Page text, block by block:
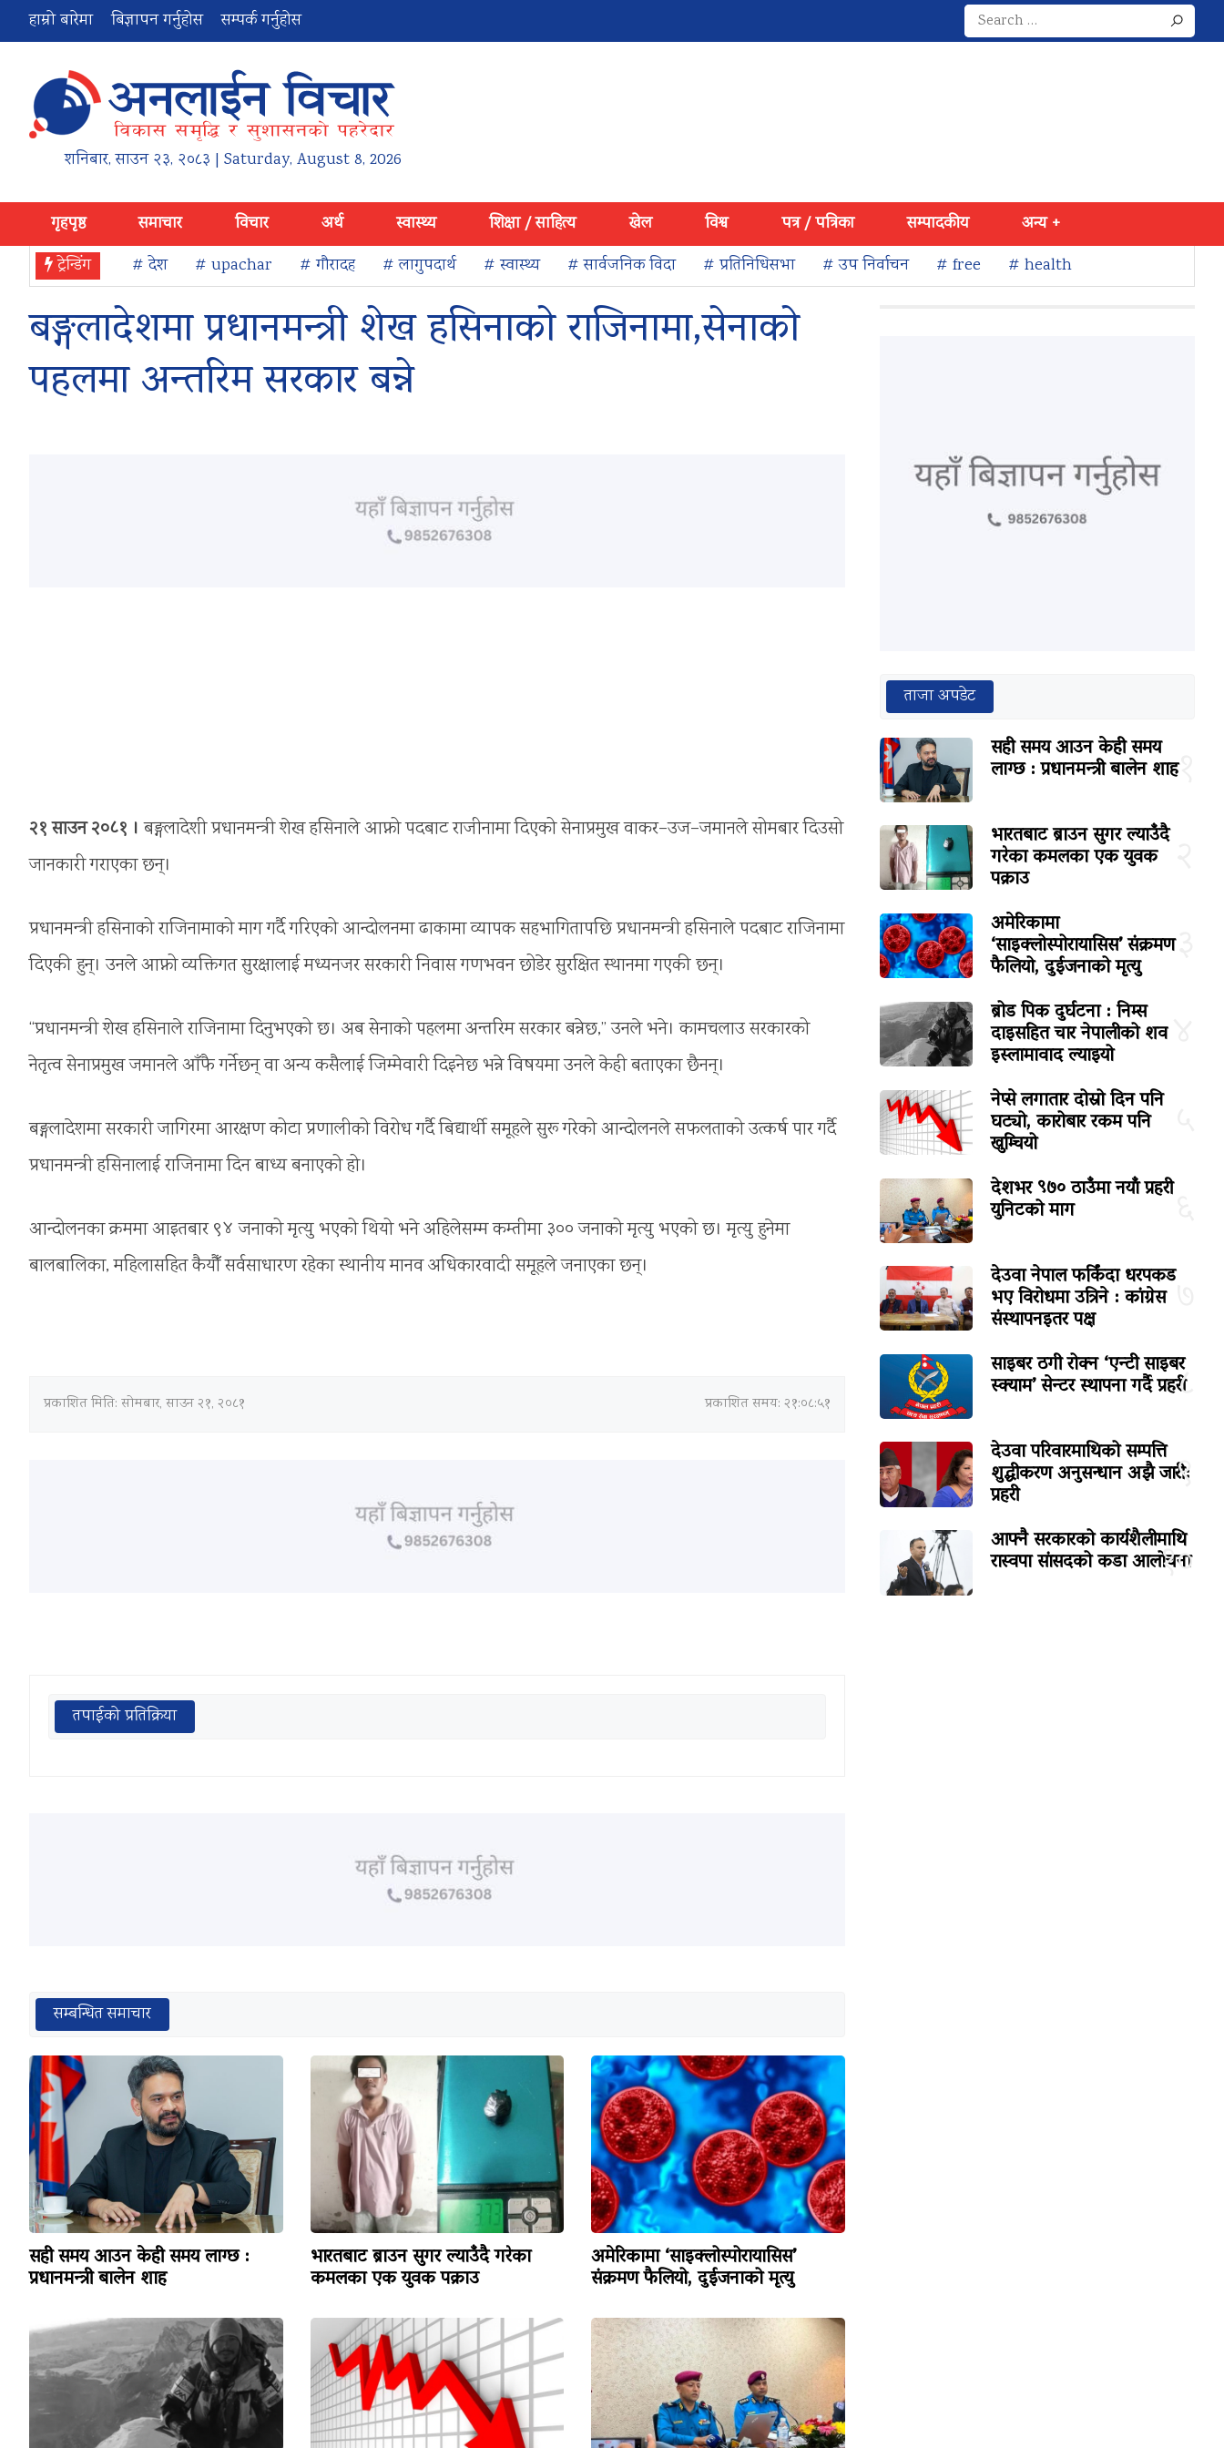
हाम्रो बारेमा बिज्ञापन गर्नुहोस सम्पर्क गर्नुहोस
Search
for:
शनिबार,साउन २३, २०८३ | Saturday, August 8, 2026
गृहपृष्ठ समाचार विचार अर्थ स्वास्थ्य शिक्षा / साहित्य खेल विश्व पत्र / पत्रिका सम्पादकीय
अन्य +
ट्रेन्डिंग
# देश # upachar # गौरादह # लागुपदार्थ # स्वास्थ्य # सार्वजनिक विदा # प्रतिनिधिसभा # उप निर्वाचन # free # health
बङ्गलादेशमा प्रधानमन्त्री शेख हसिनाको राजिनामा,सेनाको
पहलमा अन्तरिम सरकार बन्ने
२१ साउन २०८१ । बङ्गलादेशी प्रधानमन्त्री शेख हसिनाले आफ्नो पदबाट राजीनामा दिएको सेनाप्रमुख वाकर–उज–जमानले सोमबार दिउसो
जानकारी गराएका छन्।
प्रधानमन्त्री हसिनाको राजिनामाको माग गर्दै गरिएको आन्दोलनमा ढाकामा व्यापक सहभागितापछि प्रधानमन्त्री हसिनाले पदबाट राजिनामा
दिएकी हुन्। उनले आफ्नो व्यक्तिगत सुरक्षालाई मध्यनजर सरकारी निवास गणभवन छोडेर सुरक्षित स्थानमा गएकी छन्।
“प्रधानमन्त्री शेख हसिनाले राजिनामा दिनुभएको छ। अब सेनाको पहलमा अन्तरिम सरकार बन्नेछ,” उनले भने। कामचलाउ सरकारको
नेतृत्व सेनाप्रमुख जमानले आँफै गर्नेछन् वा अन्य कसैलाई जिम्मेवारी दिइनेछ भन्ने विषयमा उनले केही बताएका छैनन्।
बङ्गलादेशमा सरकारी जागिरमा आरक्षण कोटा प्रणालीको विरोध गर्दै बिद्यार्थी समूहले सुरू गरेको आन्दोलनले सफलताको उत्कर्ष पार गर्दै
प्रधानमन्त्री हसिनालाई राजिनामा दिन बाध्य बनाएको हो।
आन्दोलनका क्रममा आइतबार ९४ जनाको मृत्यु भएको थियो भने अहिलेसम्म कम्तीमा ३०० जनाको मृत्यु भएको छ। मृत्यु हुनेमा
बालबालिका, महिलासहित कैयौँ सर्वसाधारण रहेका स्थानीय मानव अधिकारवादी समूहले जनाएका छन्।
प्रकाशित मिति: सोमबार, साउन २१, २०८१ प्रकाशित समय: २१:०८:५१
तपाईको प्रतिक्रिया
सम्बन्धित समाचार
सही समय आउन केही समय लाग्छ :
प्रधानमन्त्री बालेन शाह
भारतबाट ब्राउन सुगर ल्याउँदै गरेका
कमलका एक युवक पक्राउ
अमेरिकामा ‘साइक्लोस्पोरायासिस’
संक्रमण फैलियो, दुईजनाको मृत्यु
ताजा अपडेट
१
सही समय आउन केही समय
लाग्छ : प्रधानमन्त्री बालेन शाह
भारतबाट ब्राउन सुगर ल्याउँदै
गरेका कमलका एक युवक
पक्राउ
३
अमेरिकामा
‘साइक्लोस्पोरायासिस’ संक्रमण
फैलियो, दुईजनाको मृत्यु
ब्रोड पिक दुर्घटना : निम्स
दाइसहित चार नेपालीको शव
इस्लामावाद ल्याइयो
नेप्से लगातार दोस्रो दिन पनि
घट्यो, कारोबार रकम पनि
खुम्चियो
देशभर ९७० ठाउँमा नयाँ प्रहरी
युनिटको माग
७
देउवा नेपाल फर्किंदा धरपकड
भए विरोधमा उत्रिने : कांग्रेस
संस्थापनइतर पक्ष
८
साइबर ठगी रोक्न ‘एन्टी साइबर
स्क्याम’ सेन्टर स्थापना गर्दै प्रहरी
९
देउवा परिवारमाथिको सम्पत्ति
शुद्धीकरण अनुसन्धान अझै जारी:
प्रहरी
१०
आफ्नै सरकारको कार्यशैलीमाथि
रास्वपा सांसदको कडा आलोचना